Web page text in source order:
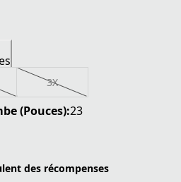
3X
(Pouces):23
des récompenses